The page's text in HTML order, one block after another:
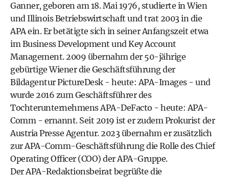
Ganner, geboren am 18. Mai 1976, studierte in Wien
und Illinois Betriebswirtschaft und trat 2003 in die
APA ein. Er betätigte sich in seiner Anfangszeit etwa
im Business Development und Key Account
Management. 2009 übernahm der 50-jährige
gebürtige Wiener die Geschäftsführung der
Bildagentur PictureDesk - heute: APA-Images - und
wurde 2016 zum Geschäftsführer des
Tochterunternehmens APA-DeFacto - heute: APA-
Comm - ernannt. Seit 2019 ist er zudem Prokurist der
Austria Presse Agentur. 2023 übernahm er zusätzlich
zur APA-Comm-Geschäftsführung die Rolle des Chief
Operating Officer (COO) der APA-Gruppe.
Der APA-Redaktionsbeirat begrüßte die